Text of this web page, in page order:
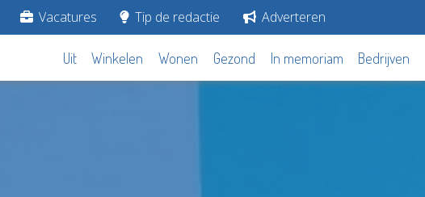
Vacatures Tip de redactie Adverteren
Uit Winkelen Wonen Gezond In memoriam Bedrijven